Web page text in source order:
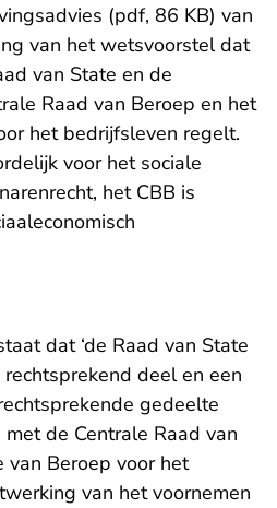
(pdf, 86 KB) van
van het wetsvoorstel dat
van State en de
Raad van Beroep en het
het bedrijfsleven regelt.
voor het sociale
het CBB is
dat ‘de Raad van State
deel en een
gedeelte
de Centrale Raad van
van Beroep voor het
van het voornemen